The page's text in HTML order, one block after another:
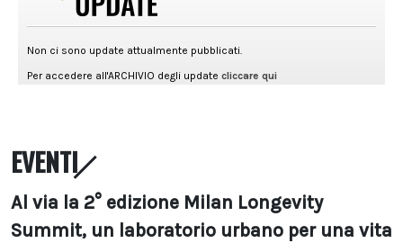
EVENTI
Al via la 2° edizione Milan Longevity
Summit, un laboratorio urbano per una vita